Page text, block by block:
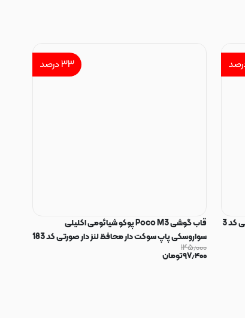
کد 3
۳۳درصد
قاب گوشی Poco M3 پوکو شیائومی اکلیلی
سواروسکی پاپ سوکت دار محافظ لنز دار صورتی کد 183
۱۴۵٫۰۰۰
۹۷٫۴۰۰تومان